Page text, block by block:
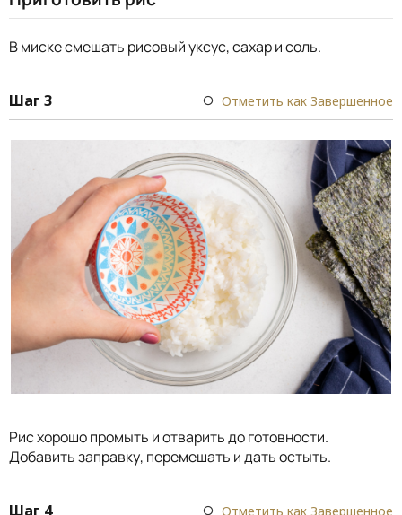
В миске смешать рисовый уксус, сахар и соль.
Шаг 3 Отметить как Завершенное
Рис хорошо промыть и отварить до готовности.
Добавить заправку, перемешать и дать остыть.
Шаг 4 Отметить как Завершенное